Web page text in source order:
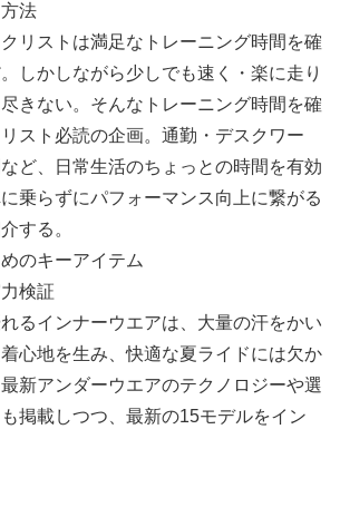
法
リストは満足なトレーニング時間を確
しかしながら少しでも速く・楽に走り
きない。そんなトレーニング時間を確
スト必読の企画。通勤・デスクワー
ど、日常生活のちょっとの時間を有効
乗らずにパフォーマンス向上に繋がる
する。
のキーアイテム
検証
るインナーウエアは、大量の汗をかい
心地を生み、快適な夏ライドには欠か
新アンダーウエアのテクノロジーや選
掲載しつつ、最新の15モデルをイン